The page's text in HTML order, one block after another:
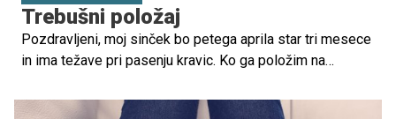
Trebušni položaj
Pozdravljeni, moj sinček bo petega aprila star tri mesece
in ima težave pri pasenju kravic. Ko ga položim na
pa dvigne ritko od podlage ter roki...